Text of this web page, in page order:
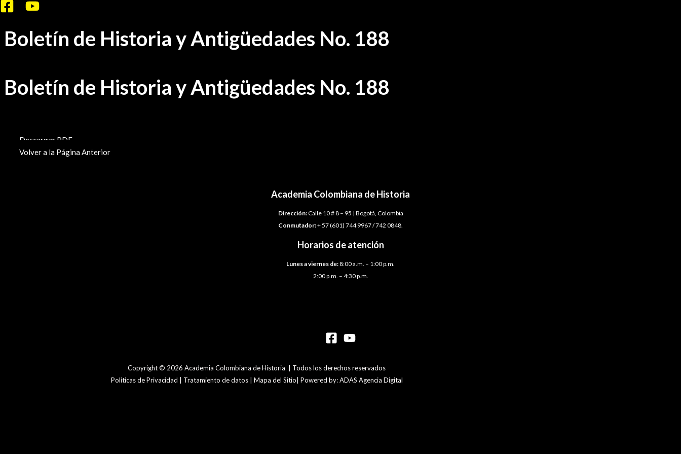
Ir
contenido
Boletín de Historia y Antigüedades No. 188
Boletín de Historia y Antigüedades No. 188
Descargar PDF
Volver a la Página Anterior
Academia Colombiana de Historia
Dirección:Calle 10 # 8 – 95 | Bogotá, Colombia
Conmutador:+ 57 (601) 744 9967 / 742 0848.
Horarios de atención
Lunes a viernes de:8:00 a.m. – 1:00 p.m.
2:00 p.m. – 4:30 p.m.
Copyright © 2026 Academia Colombiana de Historia | Todos los derechos reservados
Politicas de Privacidad | Tratamiento de datos | Mapa del Sitio| Powered by: ADAS Agencia Digital